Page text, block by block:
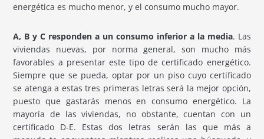
energética es mucho menor, y el consumo mucho mayor.
A, B y C responden a un consumo inferior a la media. Las
viviendas nuevas, por norma general, son mucho más
favorables a presentar este tipo de certificado energético.
Siempre que se pueda, optar por un piso cuyo certificado
se atenga a estas tres primeras letras será la mejor opción,
puesto que gastarás menos en consumo energético. La
mayoría de las viviendas, no obstante, cuentan con un
certificado D-E. Estas dos letras serán las que más a